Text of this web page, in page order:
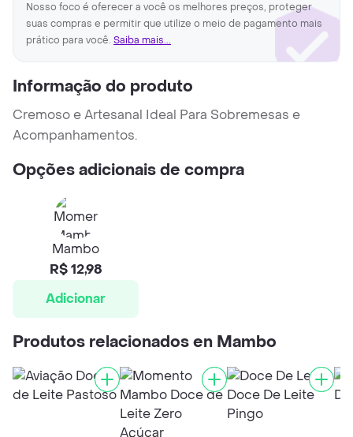
Nosso foco é oferecer a você os melhores preços, proteger
suas compras e permitir que utilize o meio de pagamento mais
prático para você. Saiba mais...
Informação do produto
Cremoso e Artesanal Ideal Para Sobremesas e
Acompanhamentos.
Opções adicionais de compra
Mambo
R$ 12,98
Adicionar
Produtos relacionados en Mambo